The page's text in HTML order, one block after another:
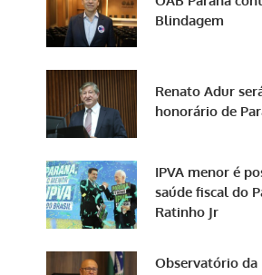
Blindagem
Renato Adur
honorário de
IPVA menor é
saúde fiscal do
Ratinho Jr
Observatório da